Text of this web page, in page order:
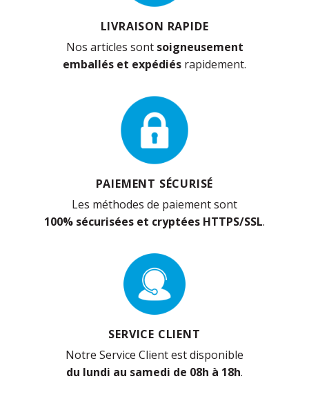
LIVRAISON RAPIDE
Nos articles sont soigneusement
emballés et expédiés rapidement.
PAIEMENT SÉCURISÉ
Les méthodes de paiement sont
100% sécurisées et cryptées HTTPS/SSL.
SERVICE CLIENT
Notre Service Client est disponible
du lundi au samedi de 08h à 18h.